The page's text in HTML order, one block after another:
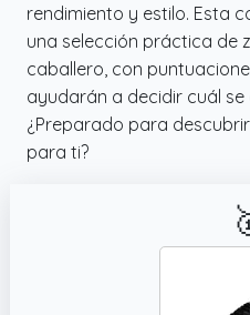
rendimiento y estilo. Esta
una selección práctica de
caballero, con
ayudarán a decidir cuál
¿Preparado para
para ti?